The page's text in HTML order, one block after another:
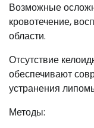
Возможные
кровотечение,
области.
Отсутствие
обеспечивают
устранения
Методы: